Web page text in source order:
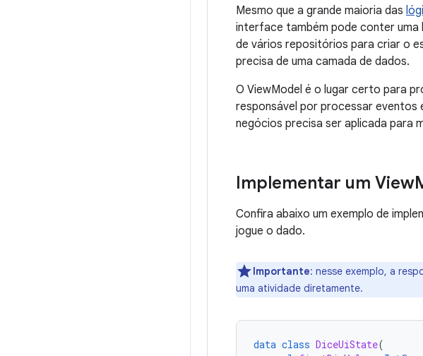
Mesmo que a grande maioria das
interface também pode conter uma
de vários repositórios para criar o
precisa de uma camada de dados.
O ViewModel é o lugar certo para
responsável por processar eventos
negócios precisa ser aplicada para
Implementar um View
Confira abaixo um exemplo de
jogue o dado.
Importante: nesse exemplo, a
uma atividade diretamente.
data class DiceUiState(